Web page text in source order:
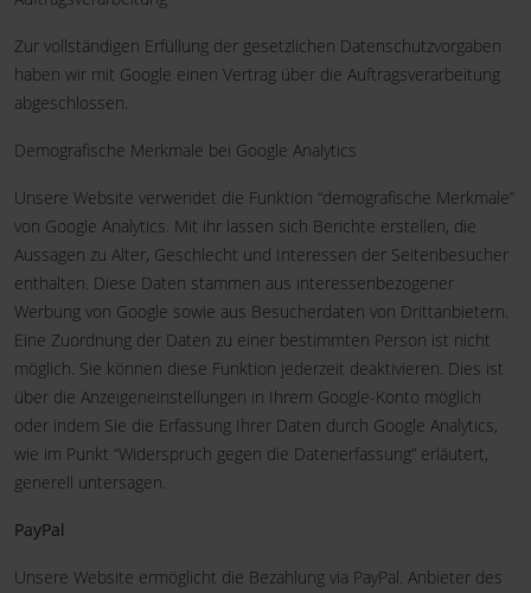
Zur vollständigen Erfüllung der gesetzlichen Datenschutzvorgaben
haben wir mit Google einen Vertrag über die Auftragsverarbeitung
abgeschlossen.
Demografische Merkmale bei Google Analytics
Unsere Website verwendet die Funktion “demografische Merkmale”
von Google Analytics. Mit ihr lassen sich Berichte erstellen, die
Aussagen zu Alter, Geschlecht und Interessen der Seitenbesucher
enthalten. Diese Daten stammen aus interessenbezogener
Werbung von Google sowie aus Besucherdaten von Drittanbietern.
Eine Zuordnung der Daten zu einer bestimmten Person ist nicht
möglich. Sie können diese Funktion jederzeit deaktivieren. Dies ist
über die Anzeigeneinstellungen in Ihrem Google-Konto möglich
oder indem Sie die Erfassung Ihrer Daten durch Google Analytics,
wie im Punkt “Widerspruch gegen die Datenerfassung” erläutert,
generell untersagen.
PayPal
Unsere Website ermöglicht die Bezahlung via PayPal. Anbieter des